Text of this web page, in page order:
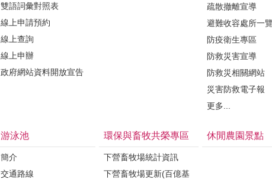
雙語詞彙對照表
線上申請預約
線上查詢
線上申辦
政府網站資料開放宣告
疏散撤離宣導
避難收容處所一
防疫衛生專區
防救災害宣導
防救災相關網站
災害防救電子報
更多...
游泳池
簡介
交通路線
環保與畜牧共榮專區
下營畜牧場統計資訊
下營畜牧場更新(百億基
休閒農園景點